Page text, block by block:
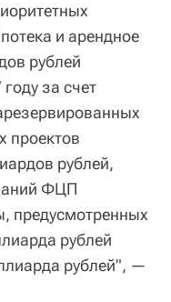
и арендное
рублей
за счет
проектов
рублей,
ФЦП
предусмотренных
рублей
рублей", —